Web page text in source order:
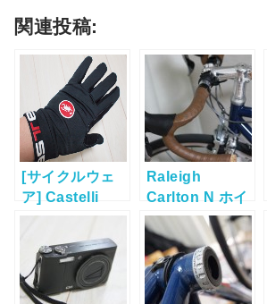
関連投稿:
[サイクルウェ
ア] Castelli
“Lightness フ
ルフィンガーグ
ローブ”購入！
Raleigh
Carlton N ホイ
ール換装完了